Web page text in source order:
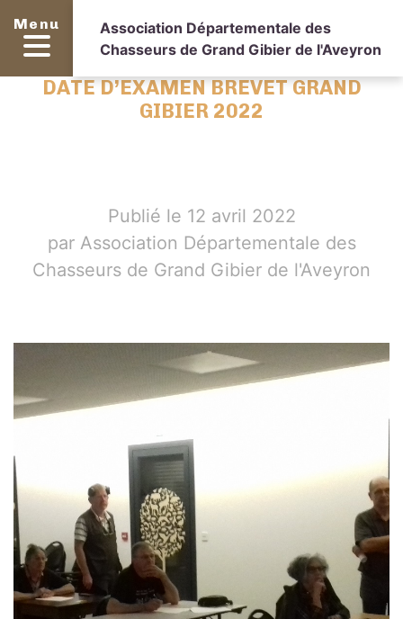
Menu
Association Départementale des
Chasseurs de Grand Gibier de l'Aveyron
DATE D’EXAMEN BREVET GRAND
GIBIER 2022
Publié le 12 avril 2022
par Association Départementale des
Chasseurs de Grand Gibier de l'Aveyron